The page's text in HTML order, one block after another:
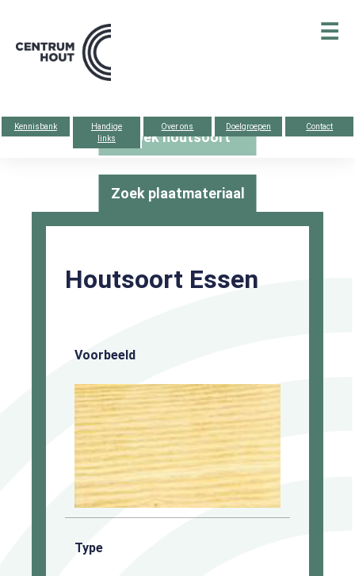
☰
Centrum
hout
Kennisbank
Handige
links
Over ons Doelgroepen Contact
Zoek houtsoort
Zoek plaatmateriaal
Houtsoort Essen
Voorbeeld
Type